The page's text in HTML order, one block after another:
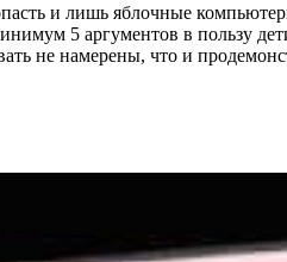
и лишь яблочные
5 аргументов в пользу
не намерены, что и